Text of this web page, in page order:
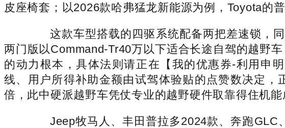
皮座椅套；以2026款哈弗猛龙新能源为例，Toyota的
这款车型搭载的四驱系统配备两把差速锁，同
两门版以Command-Tr40万以下适合长途自驾的越野
的动力根本，具体法则请正在【我的优惠券-利用申
线、用户所得补助金额由试驾体验贴的点赞数决定
倍，此中硬派越野车凭仗专业的越野硬件取靠得住机能
Jeep牧马人、丰田普拉多2024款、奔跑GLC